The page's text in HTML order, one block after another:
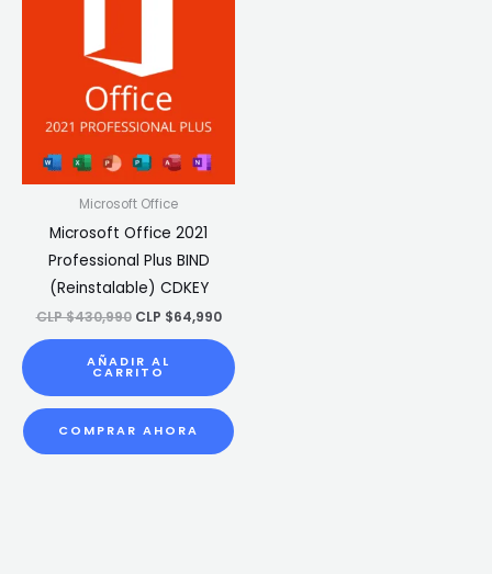
Microsoft Office
Microsoft Office 2021
Professional Plus BIND
(Reinstalable) CDKEY
CLP $430,990 CLP $64,990
AÑADIR AL
CARRITO
COMPRAR AHORA